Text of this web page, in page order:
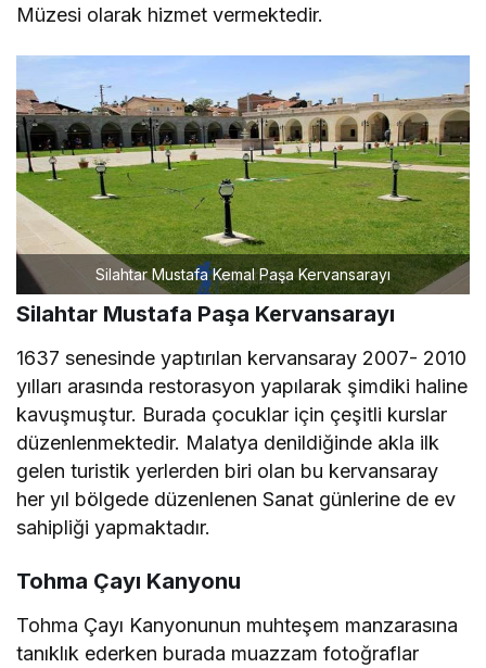
Müzesi olarak hizmet vermektedir.
Silahtar Mustafa Kemal Paşa Kervansarayı
Silahtar Mustafa Paşa Kervansarayı
1637 senesinde yaptırılan kervansaray 2007- 2010
yılları arasında restorasyon yapılarak şimdiki haline
kavuşmuştur. Burada çocuklar için çeşitli kurslar
düzenlenmektedir. Malatya denildiğinde akla ilk
gelen turistik yerlerden biri olan bu kervansaray
her yıl bölgede düzenlenen Sanat günlerine de ev
sahipliği yapmaktadır.
Tohma Çayı Kanyonu
Tohma Çayı Kanyonunun muhteşem manzarasına
tanıklık ederken burada muazzam fotoğraflar